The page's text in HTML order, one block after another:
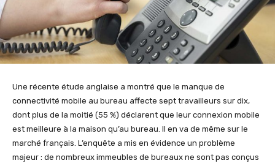
Une récente étude anglaise a montré que le manque de
connectivité mobile au bureau affecte sept travailleurs sur dix,
dont plus de la moitié (55 %) déclarent que leur connexion mobile
est meilleure à la maison qu’au bureau. Il en va de même sur le
marché français. L’enquête a mis en évidence un problème
majeur : de nombreux immeubles de bureaux ne sont pas conçus